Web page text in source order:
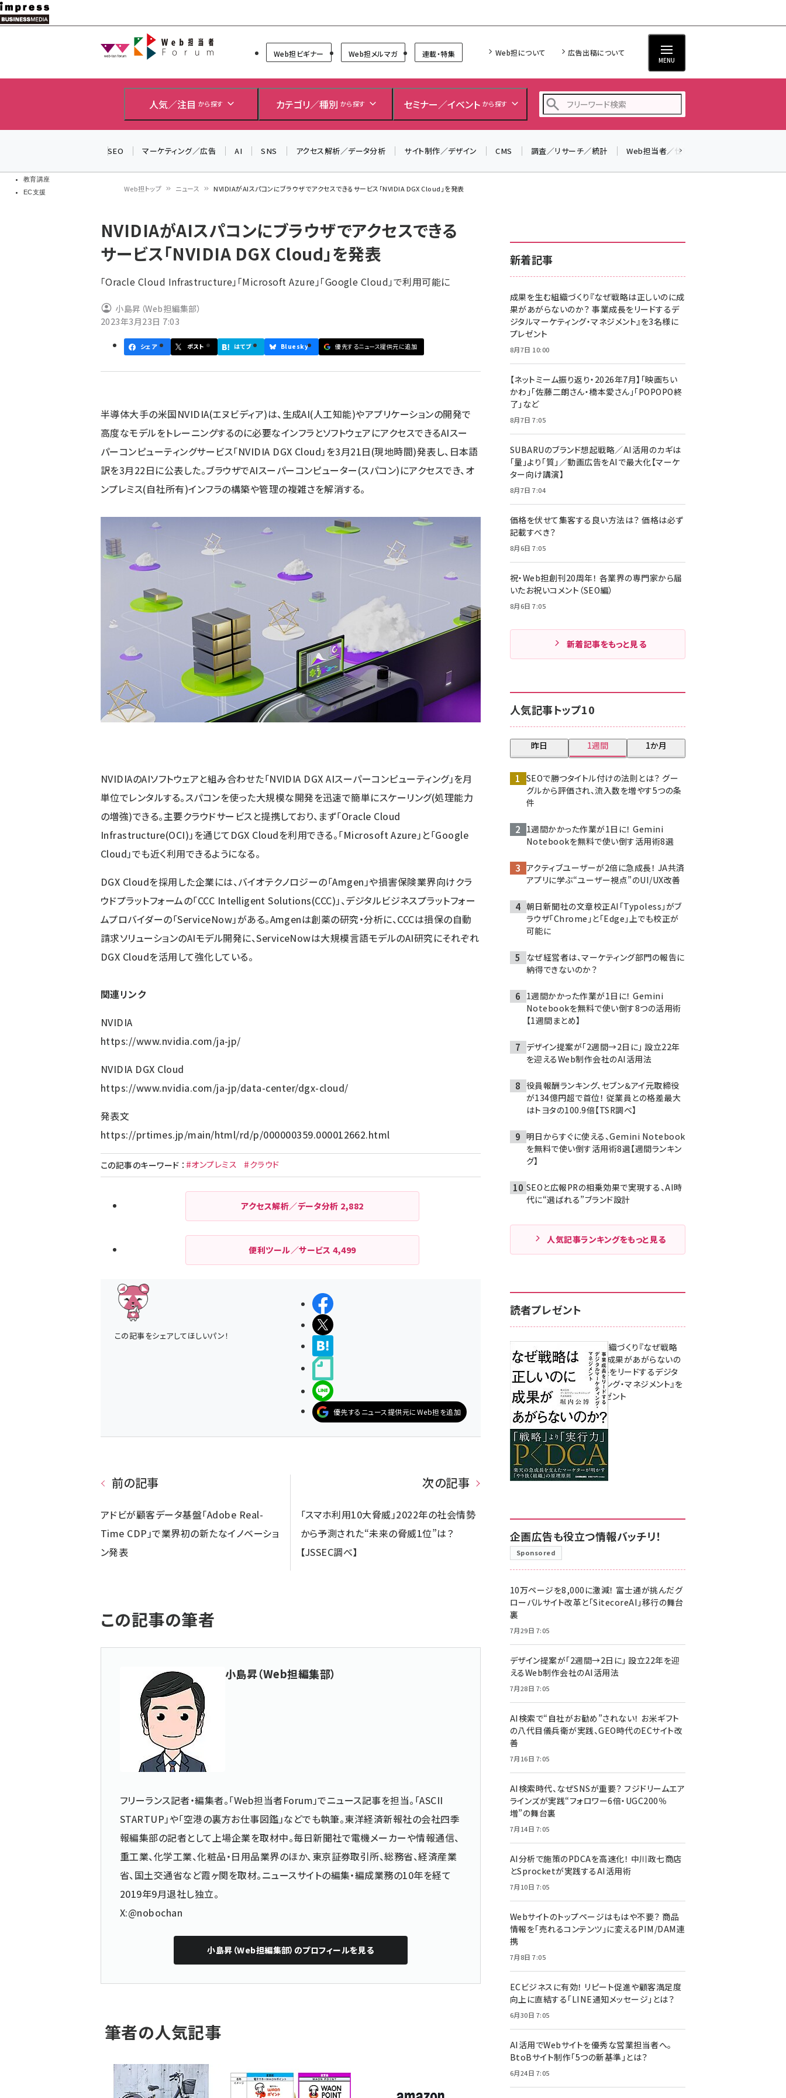
メ
イ
教育講座
EC支援
Web担当者Forum
Web担ビギナー Web担メルマガ 連載・特集 Web担について 広告出稿について
MENU
人気／注目 から探す カテゴリ／種別 から探す セミナー／イベント から探す
z世代 (1629)
meo (1281)
llmo (1167)
SEO マーケティング／広告 AI SNS アクセス解析／データ分析 サイト制作／デザイン CMS 調査／リサーチ／統計 Web担当者／仕事
ン
く
ず
Web担トップ ニュース NVIDIAがAIスパコンにブラウザでアクセスできるサービス「NVIDIA DGX Cloud」を発表
NVIDIAがAIスパコンにブラウザでアクセスできる
サービス「NVIDIA DGX Cloud」を発表
「Oracle Cloud Infrastructure」「Microsoft Azure」「Google Cloud」で利用可能に
小島昇（Web担編集部）
2023年3月23日 7:03
シェア ポスト はてブ Bluesky 優先するニュース提供元に追加
半導体大手の米国NVIDIA(エヌビディア)は、生成AI(人工知能)やアプリケーションの開発で
高度なモデルをトレーニングするのに必要なインフラとソフトウェアにアクセスできるAIスー
パーコンピューティングサービス「NVIDIA DGX Cloud」を3月21日(現地時間)発表し、日本語
訳を3月22日に公表した。ブラウザでAIスーパーコンピューター(スパコン)にアクセスでき、オ
ンプレミス(自社所有)インフラの構築や管理の複雑さを解消する。
NVIDIAのAIソフトウェアと組み合わせた「NVIDIA DGX AIスーパーコンピューティング」を月
単位でレンタルする。スパコンを使った大規模な開発を迅速で簡単にスケーリング(処理能力
の増強)できる。主要クラウドサービスと提携しており、まず「Oracle Cloud
Infrastructure(OCI)」を通じてDGX Cloudを利用できる。「Microsoft Azure」と「Google
Cloud」でも近く利用できるようになる。
DGX Cloudを採用した企業には、バイオテクノロジーの「Amgen」や損害保険業界向けクラ
ウドプラットフォームの「CCC Intelligent Solutions(CCC)」、デジタルビジネスプラットフォー
ムプロバイダーの「ServiceNow」がある。Amgenは創薬の研究・分析に、CCCは損保の自動
請求ソリューションのAIモデル開発に、ServiceNowは大規模言語モデルのAI研究にそれぞれ
DGX Cloudを活用して強化している。
関連リンク
NVIDIA
https://www.nvidia.com/ja-jp/
NVIDIA DGX Cloud
https://www.nvidia.com/ja-jp/data-center/dgx-cloud/
発表文
https://prtimes.jp/main/html/rd/p/000000359.000012662.html
この記事のキーワード ： #オンプレミス #クラウド
アクセス解析／データ分析 2,882
便利ツール／サービス4,499
この記事をシェアしてほしいパン！
シェアする
ポストする
LINEで送る
優先するニュース提供元にWeb担を追加
前の記事
アドビが顧客データ基盤「Adobe Real-
Time CDP」で業界初の新たなイノベーショ
ン発表
次の記事
「スマホ利用10大脅威」2022年の社会情勢
から予測された“未来の脅威1位”は？
【JSSEC調べ】
この記事の筆者
小島昇（Web担編集部）
フリーランス記者・編集者。「Web担当者Forum」でニュース記事を担当。「ASCII
STARTUP」や「空港の裏方お仕事図鑑」などでも執筆。東洋経済新報社の会社四季
報編集部の記者として上場企業を取材中。毎日新聞社で電機メーカーや情報通信、
重工業、化学工業、化粧品・日用品業界のほか、東京証券取引所、総務省、経済産業
省、国土交通省など霞ヶ関を取材。ニュースサイトの編集・編成業務の10年を経て
2019年9月退社し独立。
X:@nobochan
小島昇（Web担編集部） のプロフィールを見る
筆者の人気記事
新着記事
成果を生む組織づくり『なぜ戦略は正しいのに成
果があがらないのか？ 事業成長をリードするデ
ジタルマーケティング・マネジメント』を3名様に
プレゼント
8月7日 10:00
【ネットミーム振り返り・2026年7月】「映画ちい
かわ」「佐藤二朗さん・橋本愛さん」「POPOPO終
了」など
8月7日 7:05
SUBARUのブランド想起戦略／AI活用のカギは
「量」より「質」／動画広告をAIで最大化【マーケ
ター向け講演】
8月7日 7:04
価格を伏せて集客する良い方法は？ 価格は必ず
記載すべき？
8月6日 7:05
祝・Web担創刊20周年！ 各業界の専門家から届
いたお祝いコメント（SEO編）
8月6日 7:05
新着記事をもっと見る
人気記事トップ10
昨日 1週間 1か月
SEOで勝つタイトル付けの法則とは？ グー
グルから評価され、流入数を増やす5つの条
件
1週間かかった作業が1日に！ Gemini
Notebookを無料で使い倒す活用術8選
アクティブユーザーが2倍に急成長！ JA共済
アプリに学ぶ“ユーザー視点”のUI/UX改善
朝日新聞社の文章校正AI「Typoless」がブ
ラウザ「Chrome」と「Edge」上でも校正が
可能に
なぜ経営者は、マーケティング部門の報告に
納得できないのか？
1週間かかった作業が1日に！ Gemini
Notebookを無料で使い倒す8つの活用術
【1週間まとめ】
デザイン提案が「2週間→2日に」 設立22年
を迎えるWeb制作会社のAI活用法
役員報酬ランキング、セブン＆アイ元取締役
が134億円超で首位！ 従業員との格差最大
はトヨタの100.9倍【TSR調べ】
明日からすぐに使える、Gemini Notebook
を無料で使い倒す活用術8選【週間ランキン
グ】
SEOと広報PRの相乗効果で実現する、AI時
代に“選ばれる”ブランド設計
人気記事ランキングをもっと見る
読者プレゼント
成果を生む組織づくり『なぜ戦略
は正しいのに成果があがらないの
か？ 事業成長をリードするデジタ
ルマーケティング・マネジメント』を
3名様にプレゼント
8月7日 10:00
企画広告も役立つ情報バッチリ！
Sponsored
10万ページを8,000に激減！ 富士通が挑んだグ
ローバルサイト改革と「SitecoreAI」移行の舞台
裏
7月29日 7:05
デザイン提案が「2週間→2日に」 設立22年を迎
えるWeb制作会社のAI活用法
7月28日 7:05
AI検索で“自社がお勧め”されない！ お米ギフト
の八代目儀兵衛が実践、GEO時代のECサイト改
善
7月16日 7:05
AI検索時代、なぜSNSが重要？ フジドリームエア
ラインズが実践“フォロワー6倍・UGC200％
増”の舞台裏
7月14日 7:05
AI分析で施策のPDCAを高速化！ 中川政七商店
とSprocketが実践するAI活用術
7月10日 7:05
Webサイトのトップページはもはや不要？ 商品
情報を「売れるコンテンツ」に変えるPIM/DAM連
携
7月8日 7:05
ECビジネスに有効！ リピート促進や顧客満足度
向上に直結する「LINE通知メッセージ」とは？
6月30日 7:05
AI活用でWebサイトを優秀な営業担当者へ。
BtoBサイト制作「5つの新基準」とは？
6月24日 7:05
＼ 8月27日開催、申し込み受付中！ ／
生成AIをマーケティング等に活用するための考え方を学べ
2026」開催！
▼申し込みはこちらから▼